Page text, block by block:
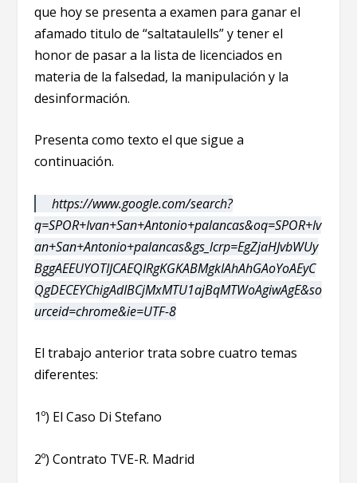
que hoy se presenta a examen para ganar el
afamado titulo de “saltataulells” y tener el
honor de pasar a la lista de licenciados en
materia de la falsedad, la manipulación y la
desinformación.
Presenta como texto el que sigue a
continuación.
https://www.google.com/search?
q=SPOR+Ivan+San+Antonio+palancas&oq=SPOR+Iv
an+San+Antonio+palancas&gs_lcrp=EgZjaHJvbWUy
BggAEEUYOTIJCAEQIRgKGKABMgkIAhAhGAoYoAEyC
QgDECEYChigAdIBCjMxMTU1ajBqMTWoAgiwAgE&so
urceid=chrome&ie=UTF-8
El trabajo anterior trata sobre cuatro temas
diferentes:
1º) El Caso Di Stefano
2º) Contrato TVE-R. Madrid